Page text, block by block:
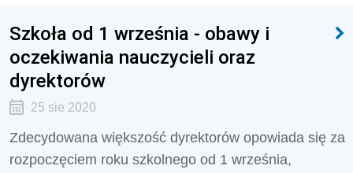
Szkoła od 1 września - obawy i
oczekiwania nauczycieli oraz
dyrektorów
25 sie 2020
Zdecydowana większość dyrektorów opowiada się za
rozpoczęciem roku szkolnego od 1 września,